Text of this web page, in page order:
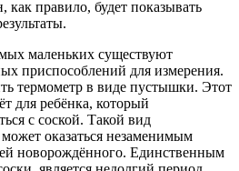
правило, будет показывать
маленьких существуют
приспособлений для измерения.
термометр в виде пустышки. Этот
для ребёнка, который
с соской. Такой вид
оказаться незаменимым
новорождённого. Единственным